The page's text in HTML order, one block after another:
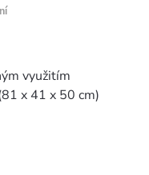
využitím
x 41 x 50 cm)